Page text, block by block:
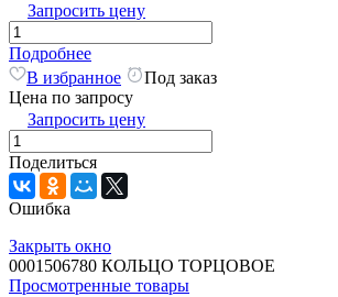
Запросить цену
Подробнее
В избранное
Под заказ
Цена по запросу
Запросить цену
Поделиться
Ошибка
Закрыть окно
0001506780 КОЛЬЦО ТОРЦОВОЕ
Просмотренные товары